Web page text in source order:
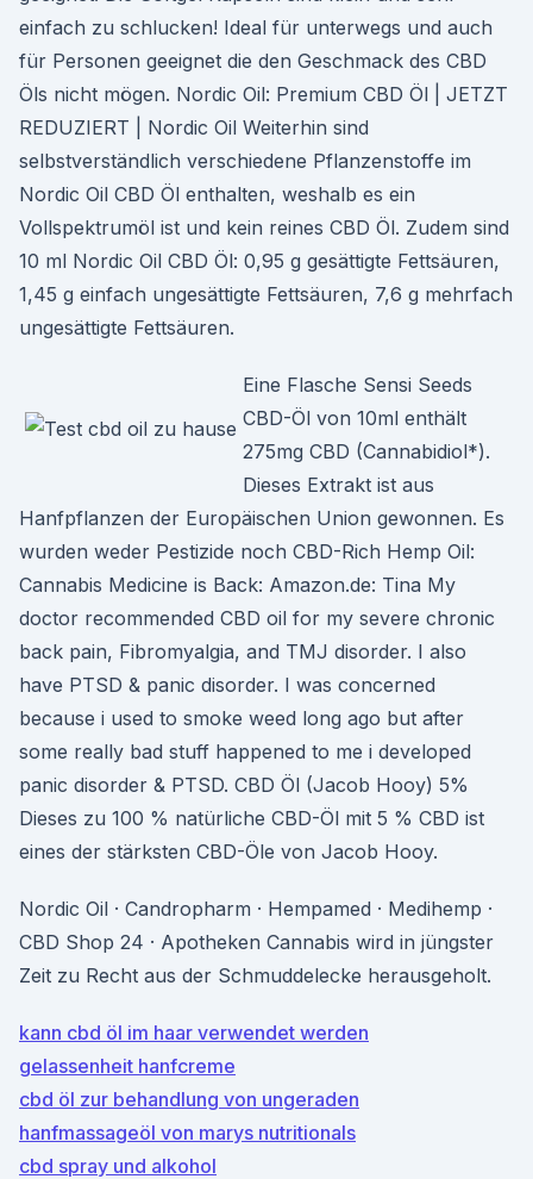
einfach zu schlucken! Ideal für unterwegs und auch
für Personen geeignet die den Geschmack des CBD
Öls nicht mögen. Nordic Oil: Premium CBD Öl | JETZT
REDUZIERT | Nordic Oil Weiterhin sind
selbstverständlich verschiedene Pflanzenstoffe im
Nordic Oil CBD Öl enthalten, weshalb es ein
Vollspektrumöl ist und kein reines CBD Öl. Zudem sind
10 ml Nordic Oil CBD Öl: 0,95 g gesättigte Fettsäuren,
1,45 g einfach ungesättigte Fettsäuren, 7,6 g mehrfach
ungesättigte Fettsäuren.
Eine Flasche Sensi Seeds
CBD-Öl von 10ml enthält
275mg CBD (Cannabidiol*).
Dieses Extrakt ist aus
Hanfpflanzen der Europäischen Union gewonnen. Es
wurden weder Pestizide noch CBD-Rich Hemp Oil:
Cannabis Medicine is Back: Amazon.de: Tina My
doctor recommended CBD oil for my severe chronic
back pain, Fibromyalgia, and TMJ disorder. I also
have PTSD & panic disorder. I was concerned
because i used to smoke weed long ago but after
some really bad stuff happened to me i developed
panic disorder & PTSD. CBD Öl (Jacob Hooy) 5%
Dieses zu 100 % natürliche CBD-Öl mit 5 % CBD ist
eines der stärksten CBD-Öle von Jacob Hooy.
Nordic Oil · Candropharm · Hempamed · Medihemp ·
CBD Shop 24 · Apotheken Cannabis wird in jüngster
Zeit zu Recht aus der Schmuddelecke herausgeholt.
kann cbd öl im haar verwendet werden
gelassenheit hanfcreme
cbd öl zur behandlung von ungeraden
hanfmassageöl von marys nutritionals
cbd spray und alkohol